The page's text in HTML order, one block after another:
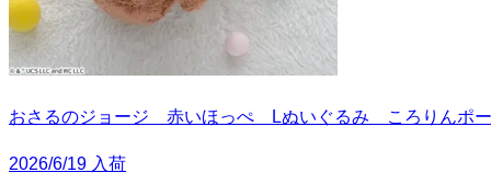
おさるのジョージ 赤いほっぺ Lぬいぐるみ ころりんポ
2026/6/19 入荷